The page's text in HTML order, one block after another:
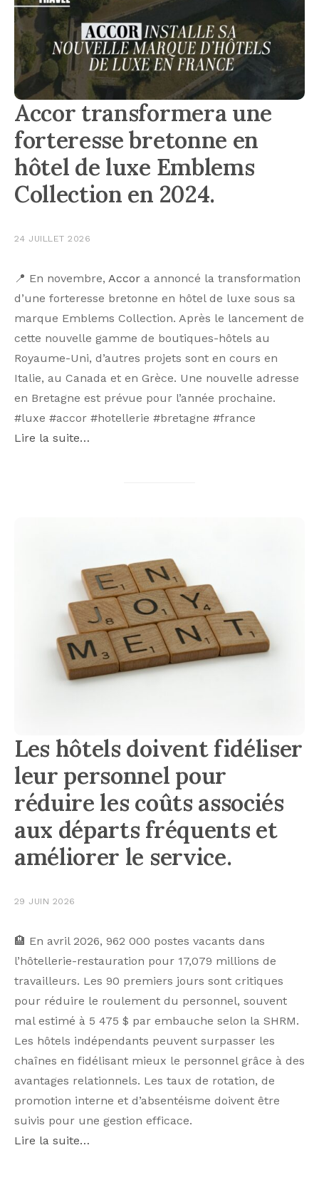
Accor transformera une
forteresse bretonne en
hôtel de luxe Emblems
Collection en 2024.
24 JUILLET 2026
📍 En novembre, Accor a annoncé la transformation
d’une forteresse bretonne en hôtel de luxe sous sa
marque Emblems Collection. Après le lancement de
cette nouvelle gamme de boutiques-hôtels au
Royaume-Uni, d’autres projets sont en cours en
Italie, au Canada et en Grèce. Une nouvelle adresse
en Bretagne est prévue pour l’année prochaine.
#luxe #accor #hotellerie #bretagne #france
Lire la suite…
Les hôtels doivent fidéliser
leur personnel pour
réduire les coûts associés
aux départs fréquents et
améliorer le service.
29 JUIN 2026
🏨 En avril 2026, 962 000 postes vacants dans
l’hôtellerie-restauration pour 17,079 millions de
travailleurs. Les 90 premiers jours sont critiques
pour réduire le roulement du personnel, souvent
mal estimé à 5 475 $ par embauche selon la SHRM.
Les hôtels indépendants peuvent surpasser les
chaînes en fidélisant mieux le personnel grâce à des
avantages relationnels. Les taux de rotation, de
promotion interne et d’absentéisme doivent être
suivis pour une gestion efficace.
Lire la suite…